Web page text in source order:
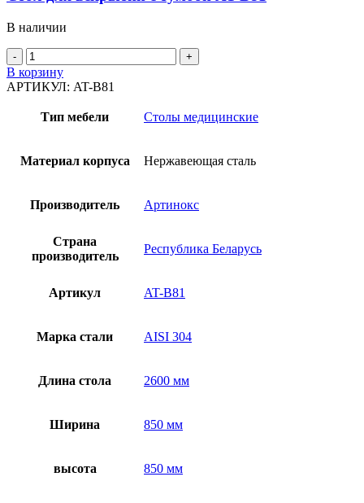
В наличии
Количество
товара
Стол
вскрытий
AT-
В корзину
АРТИКУЛ: AT-B81
Тип мебели Столы медицинские
Материал корпуса Нержавеющая сталь
Производитель Артинокс
Страна
производитель
Республика Беларусь
Артикул AT-B81
Марка стали AISI 304
Длина стола 2600 мм
Ширина 850 мм
высота 850 мм